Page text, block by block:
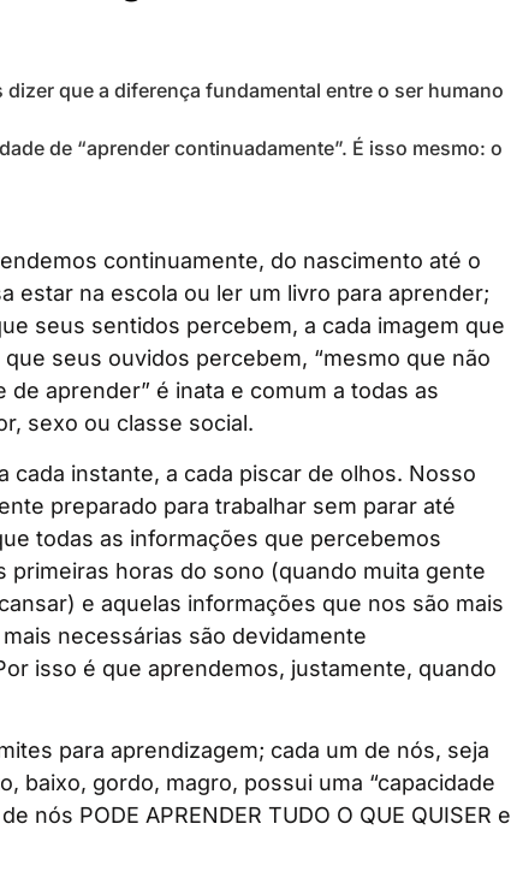
que a diferença fundamental entre o ser humano
de “aprender continuadamente”. É isso mesmo: o
continuamente, do nascimento até o
estar na escola ou ler um livro para aprender;
seus sentidos percebem, a cada imagem que
seus ouvidos percebem, “mesmo que não
de aprender” é inata e comum a todas as
sexo ou classe social.
cada instante, a cada piscar de olhos. Nosso
preparado para trabalhar sem parar até
todas as informações que percebemos
primeiras horas do sono (quando muita gente
e aquelas informações que nos são mais
necessárias são devidamente
isso é que aprendemos, justamente, quando
para aprendizagem; cada um de nós, seja
baixo, gordo, magro, possui uma “capacidade
nós PODE APRENDER TUDO O QUE QUISER e